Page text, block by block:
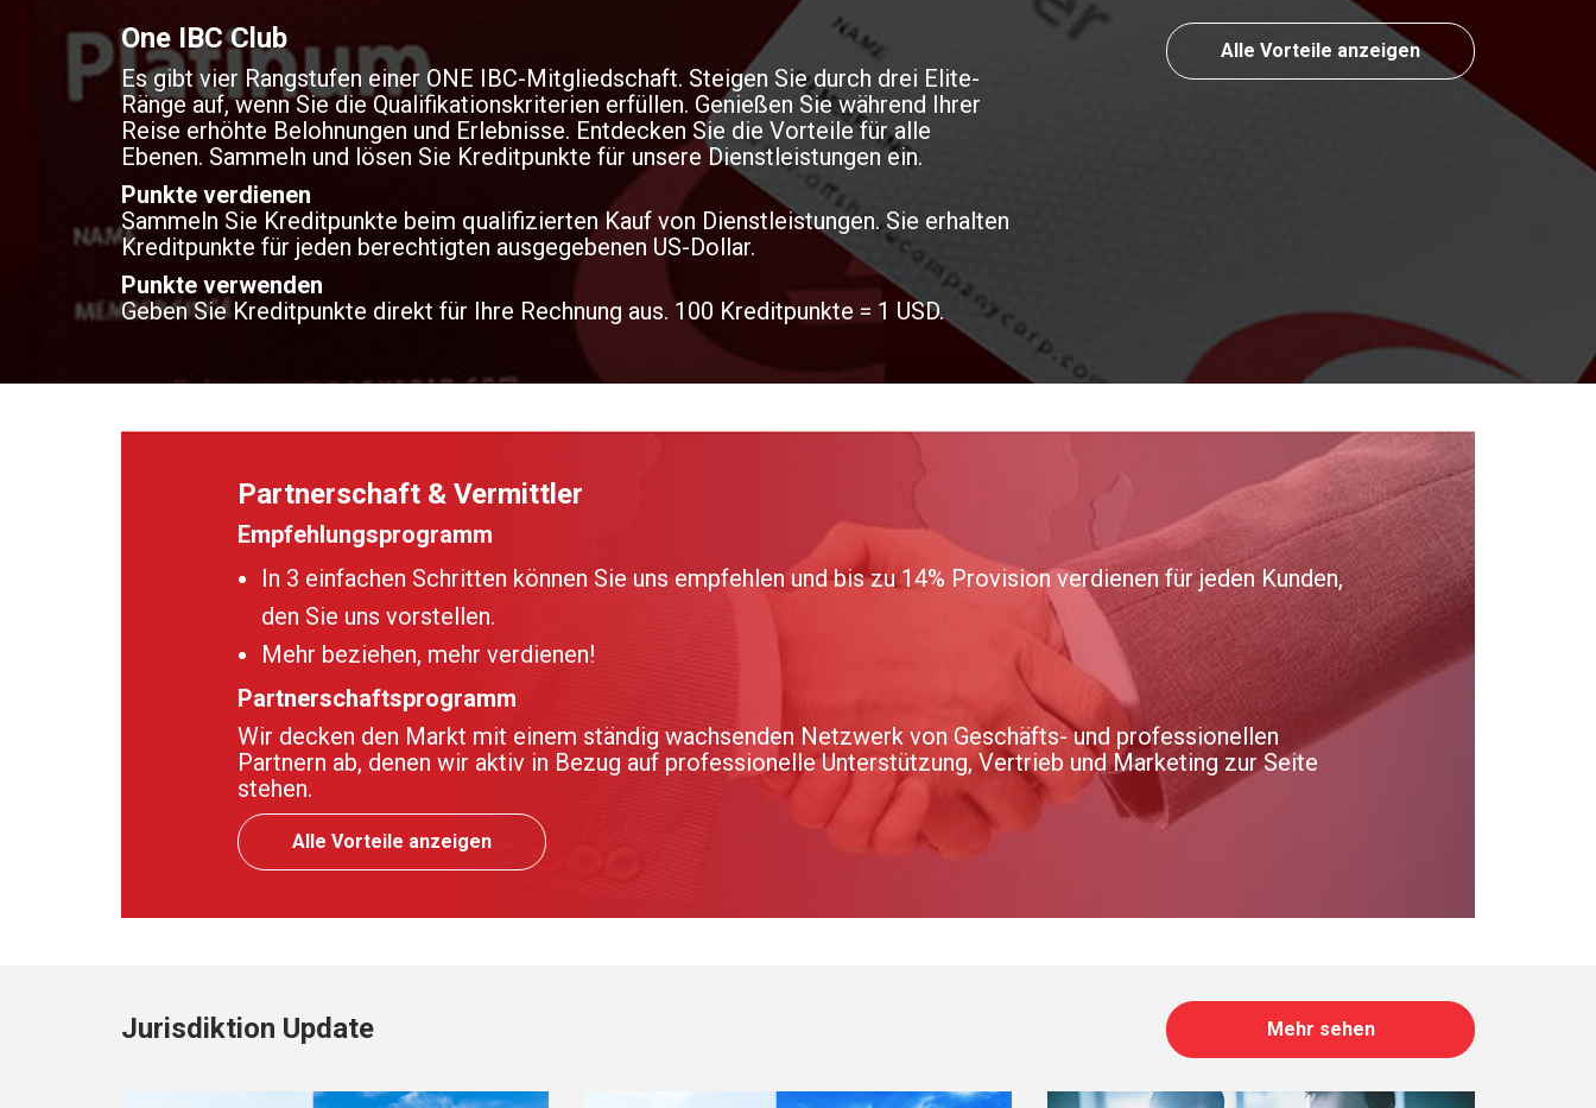
One IBC Club
Es gibt vier Rangstufen einer ONE IBC-Mitgliedschaft. Steigen Sie durch drei Elite-
Ränge auf, wenn Sie die Qualifikationskriterien erfüllen. Genießen Sie während Ihrer
Reise erhöhte Belohnungen und Erlebnisse. Entdecken Sie die Vorteile für alle
Ebenen. Sammeln und lösen Sie Kreditpunkte für unsere Dienstleistungen ein.
Punkte verdienen
Sammeln Sie Kreditpunkte beim qualifizierten Kauf von Dienstleistungen. Sie erhalten
Kreditpunkte für jeden berechtigten ausgegebenen US-Dollar.
Punkte verwenden
Geben Sie Kreditpunkte direkt für Ihre Rechnung aus. 100 Kreditpunkte = 1 USD.
Alle Vorteile anzeigen
Partnerschaft & Vermittler
Empfehlungsprogramm
In 3 einfachen Schritten können Sie uns empfehlen und bis zu 14% Provision verdienen für jeden Kunden,
den Sie uns vorstellen.
Mehr beziehen, mehr verdienen!
Partnerschaftsprogramm
Wir decken den Markt mit einem ständig wachsenden Netzwerk von Geschäfts- und professionellen
Partnern ab, denen wir aktiv in Bezug auf professionelle Unterstützung, Vertrieb und Marketing zur Seite
stehen.
Alle Vorteile anzeigen
Jurisdiktion Update Mehr sehen